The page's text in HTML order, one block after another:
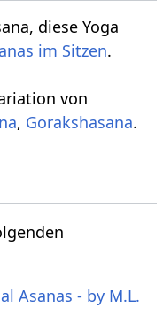
diese Yoga
im Sitzen.
von
, Gorakshasana.
Asanas - by M.L.